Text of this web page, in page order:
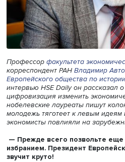
Профессорфакультета
корреспондент РАН
Европейского общества по
интервью HSE Daily он
цифровизация изменить
нобелевские лау